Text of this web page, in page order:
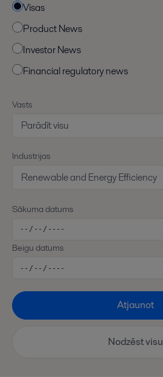
Visas
Product News
Investor News
Financial regulatory news
Vasts
Parādīt visu
Industrijas
Renewable and Energy Efficiency
Sākuma datums
Beigu datums
Atjaunot
Nodzēst visu